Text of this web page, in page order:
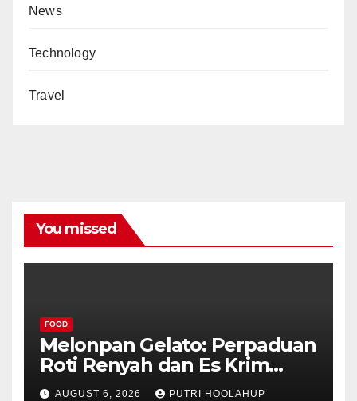
News
Technology
Travel
You missed
FOOD
Melonpan Gelato: Perpaduan
Roti Renyah dan Es Krim
Lembut yang Menggoda
AUGUST 6, 2026 PUTRI HOOLAHUP